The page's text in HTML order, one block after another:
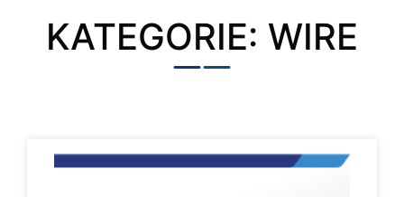
KATEGORIE: WIRE